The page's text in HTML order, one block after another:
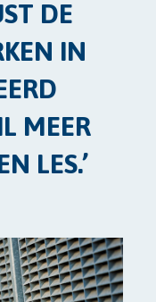
DE
IN
MEER
LES.’